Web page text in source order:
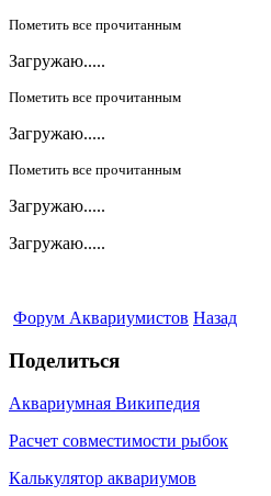
Пометить все прочитанным
Загружаю.....
Пометить все прочитанным
Загружаю.....
Пометить все прочитанным
Загружаю.....
Загружаю.....
Форум Аквариумистов Назад
Поделиться
Аквариумная Википедия
Расчет совместимости рыбок
Калькулятор аквариумов